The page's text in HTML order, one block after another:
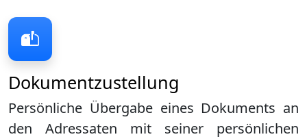
Dokumentzustellung
Persönliche Übergabe eines Dokuments an
den Adressaten mit seiner persönlichen